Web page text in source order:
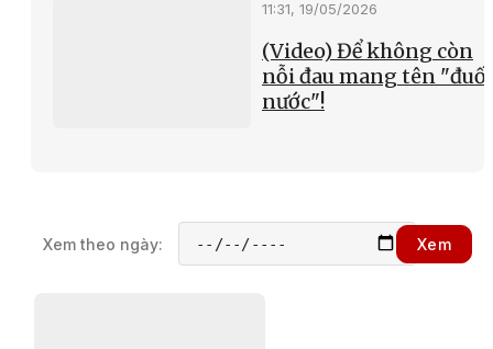
11:31, 19/05/2026
(Video) Để không còn
nỗi đau mang tên "đuối
nước"!
Xem theo ngày: Xem